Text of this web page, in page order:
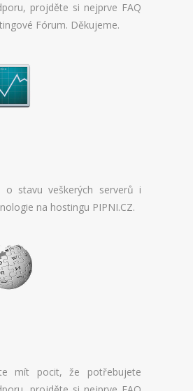
projděte si nejprve FAQ
Fórum. Děkujeme.
o stavu veškerých serverů i
na hostingu PIPNI.CZ.
mít pocit, že potřebujete